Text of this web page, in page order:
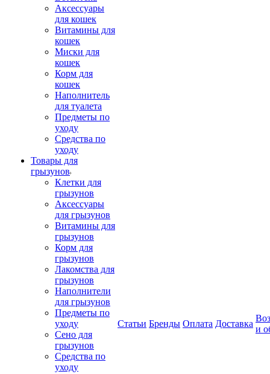
Аксессуары
для кошек
Витамины для
кошек
Миски для
кошек
Корм для
кошек
Наполнитель
для туалета
Предметы по
уходу
Средства по
уходу
Товары для
грызунов
Клетки для
грызунов
Аксессуары
для грызунов
Витамины для
грызунов
Корм для
грызунов
Лакомства для
грызунов
Наполнители
для грызунов
Предметы по
уходу
Сено для
грызунов
Средства по
уходу
Статьи Бренды Оплата Доставка
и